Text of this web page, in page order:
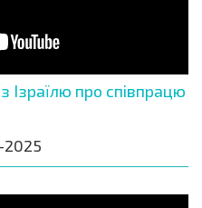
Ізраїлю про співпрацю
2025